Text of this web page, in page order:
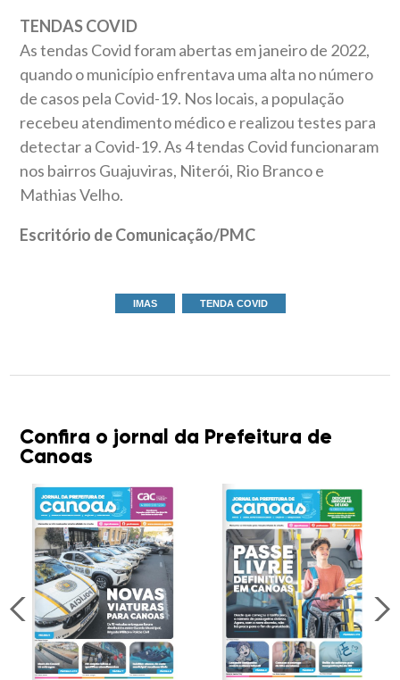
TENDAS COVID
As tendas Covid foram abertas em janeiro de 2022,
quando o município enfrentava uma alta no número
de casos pela Covid-19. Nos locais, a população
recebeu atendimento médico e realizou testes para
detectar a Covid-19. As 4 tendas Covid funcionaram
nos bairros Guajuviras, Niterói, Rio Branco e
Mathias Velho.
Escritório de Comunicação/PMC
IMAS TENDA COVID
Confira o jornal da Prefeitura de
Canoas